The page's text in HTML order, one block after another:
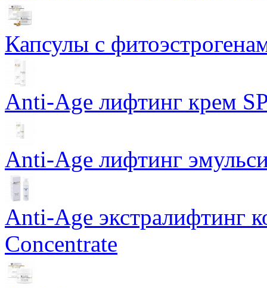
Капсулы с
Anti-Age лифтинг крем
Anti-Age лифтинг
Anti-Age экстралифтинг
Concentrate